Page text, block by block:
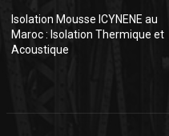
Isolation Mousse ICYNENE au
Maroc : Isolation Thermique et
Acoustique